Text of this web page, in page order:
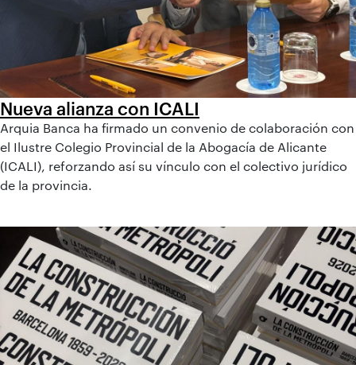
Nueva alianza con ICALI
Arquia Banca ha firmado un convenio de colaboración con
el Ilustre Colegio Provincial de la Abogacía de Alicante
(ICALI), reforzando así su vínculo con el colectivo jurídico
de la provincia.